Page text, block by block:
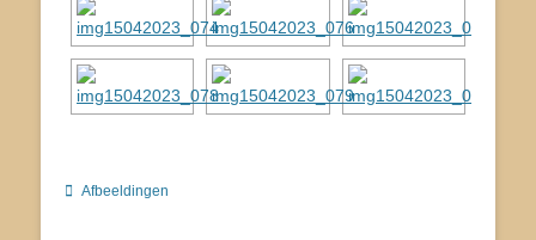
Categorieën
Afbeeldingen